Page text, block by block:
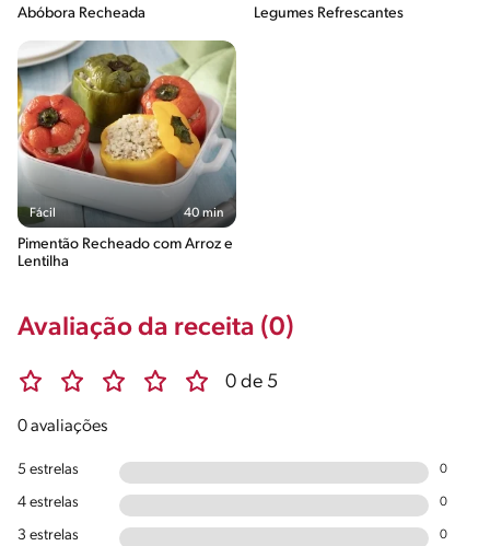
Abóbora Recheada Legumes Refrescantes
Fácil 40 min
Pimentão Recheado com Arroz e
Lentilha
Avaliação da receita (0)
0 de 5
0 avaliações
5 estrelas 0
4 estrelas 0
3 estrelas 0